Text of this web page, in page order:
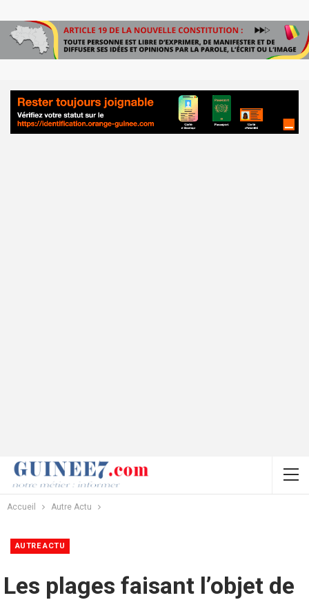
Accueil Autre Actu
AUTRE ACTU
Les plages faisant l’objet de